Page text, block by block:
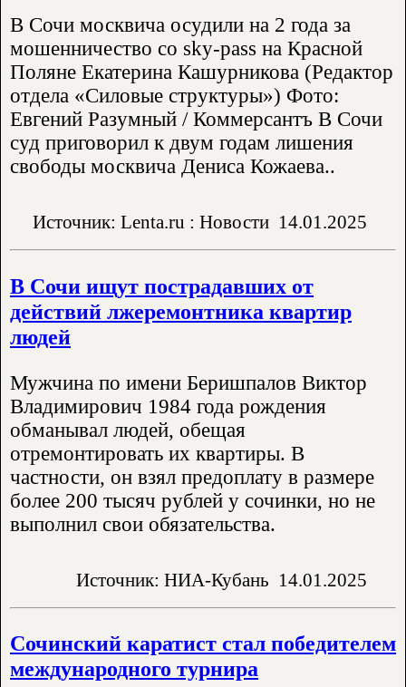
В Сочи москвича осудили на 2 года за
мошенничество со sky-pass на Красной
Поляне Екатерина Кашурникова (Редактор
отдела «Силовые структуры») Фото:
Евгений Разумный / Коммерсантъ В Сочи
суд приговорил к двум годам лишения
свободы москвича Дениса Кожаева..
Источник: Lenta.ru : Новости 14.01.2025
В Сочи ищут пострадавших от
действий лжеремонтника квартир
людей
Мужчина по имени Беришпалов Виктор
Владимирович 1984 года рождения
обманывал людей, обещая
отремонтировать их квартиры. В
частности, он взял предоплату в размере
более 200 тысяч рублей у сочинки, но не
выполнил свои обязательства.
Источник: НИА-Кубань 14.01.2025
Сочинский каратист стал победителем
международного турнира